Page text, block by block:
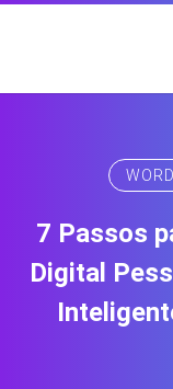
7 Passos
Digital